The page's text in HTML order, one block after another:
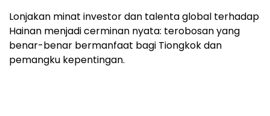
Lonjakan minat investor dan talenta global terhadap
Hainan menjadi cerminan nyata: terobosan yang
benar-benar bermanfaat bagi Tiongkok dan
pemangku kepentingan.